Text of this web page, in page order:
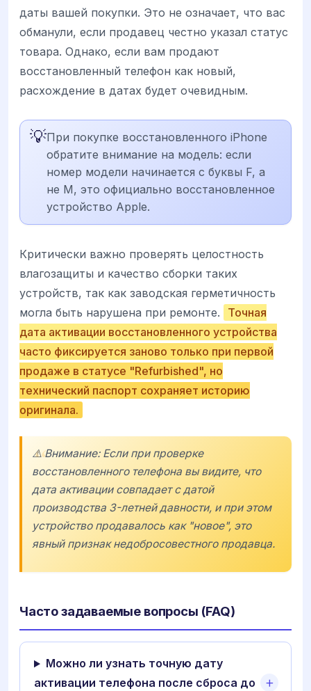
даты вашей покупки. Это не означает, что вас
обманули, если продавец честно указал статус
товара. Однако, если вам продают
восстановленный телефон как новый,
расхождение в датах будет очевидным.
💡При покупке восстановленного iPhone
обратите внимание на модель: если
номер модели начинается с буквы F, а
не M, это официально восстановленное
устройство Apple.
Критически важно проверять целостность
влагозащиты и качество сборки таких
устройств, так как заводская герметичность
могла быть нарушена при ремонте.
Точная
дата активации восстановленного устройства
часто фиксируется заново только при первой
продаже в статусе "Refurbished", но
технический паспорт сохраняет историю
оригинала.
⚠️ Внимание: Если при проверке
восстановленного телефона вы видите, что
дата активации совпадает с датой
производства 3-летней давности, и при этом
устройство продавалось как "новое", это
явный признак недобросовестного продавца.
Часто задаваемые вопросы (FAQ)
Можно ли узнать точную дату
активации телефона после сброса до